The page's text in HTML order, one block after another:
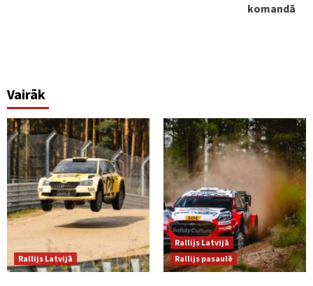
komandā
Vairāk
Rallijs Latvijā
Rallijs Latvijā
Rallijs pasaulē